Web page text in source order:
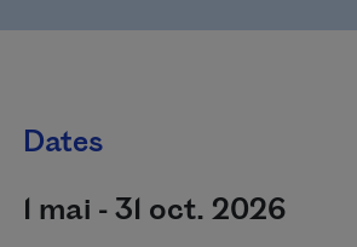
Dates
1 mai - 31 oct. 2026